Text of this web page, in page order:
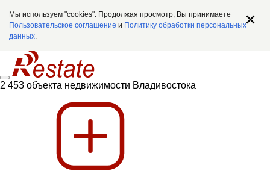
Мы используем "cookies". Продолжая просмотр, Вы принимаете
Пользовательское соглашение и Политику обработки персональных
данных.
2 453 объекта недвижимости Владивостока